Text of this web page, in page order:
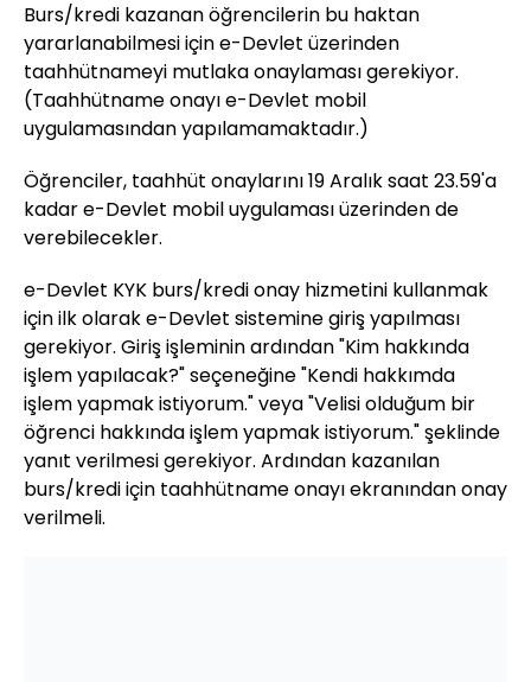
Burs/kredi kazanan öğrencilerin bu haktan
yararlanabilmesi için e-Devlet üzerinden
taahhütnameyi mutlaka onaylaması gerekiyor.
(Taahhütname onayı e-Devlet mobil
uygulamasından yapılamamaktadır.)
Öğrenciler, taahhüt onaylarını 19 Aralık saat 23.59'a
kadar e-Devlet mobil uygulaması üzerinden de
verebilecekler.
e-Devlet KYK burs/kredi onay hizmetini kullanmak
için ilk olarak e-Devlet sistemine giriş yapılması
gerekiyor. Giriş işleminin ardından "Kim hakkında
işlem yapılacak?" seçeneğine "Kendi hakkımda
işlem yapmak istiyorum." veya "Velisi olduğum bir
öğrenci hakkında işlem yapmak istiyorum." şeklinde
yanıt verilmesi gerekiyor. Ardından kazanılan
burs/kredi için taahhütname onayı ekranından onay
verilmeli.